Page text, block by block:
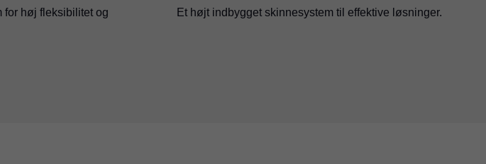
for høj fleksibilitet og
Et højt indbygget skinnesystem til effektive løsninger.